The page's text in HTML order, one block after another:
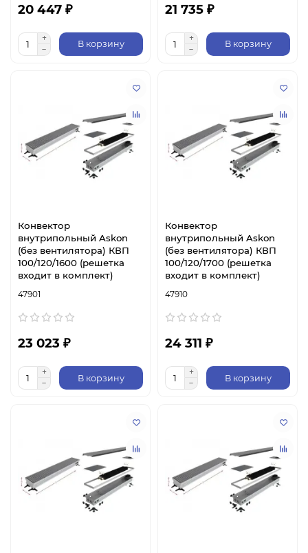
20 447 ₽
В корзину
21 735 ₽
В корзину
Конвектор
внутрипольный Askon
(без вентилятора) КВП
100/120/1600 (решетка
входит в комплект)
47901
23 023 ₽
В корзину
Конвектор
внутрипольный Askon
(без вентилятора) КВП
100/120/1700 (решетка
входит в комплект)
47910
24 311 ₽
В корзину